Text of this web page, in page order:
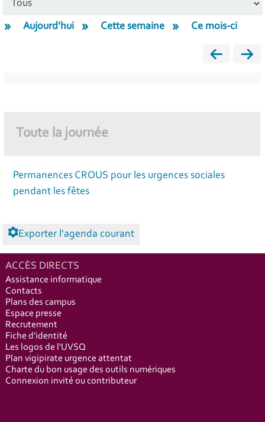
Aujourd'hui Cette semaine Ce mois-ci
Toute la journée
Permanences CROUS pour les urgences sociales
pendant les fêtes
Exporter l'agenda courant
ACCÈS DIRECTS
Assistance informatique
Contacts
Plans des campus
Espace presse
Recrutement
Fiche d'identité
Les logos de l'UVSQ
Plan vigipirate urgence attentat
Charte du bon usage des outils numériques
Connexion invité ou contributeur